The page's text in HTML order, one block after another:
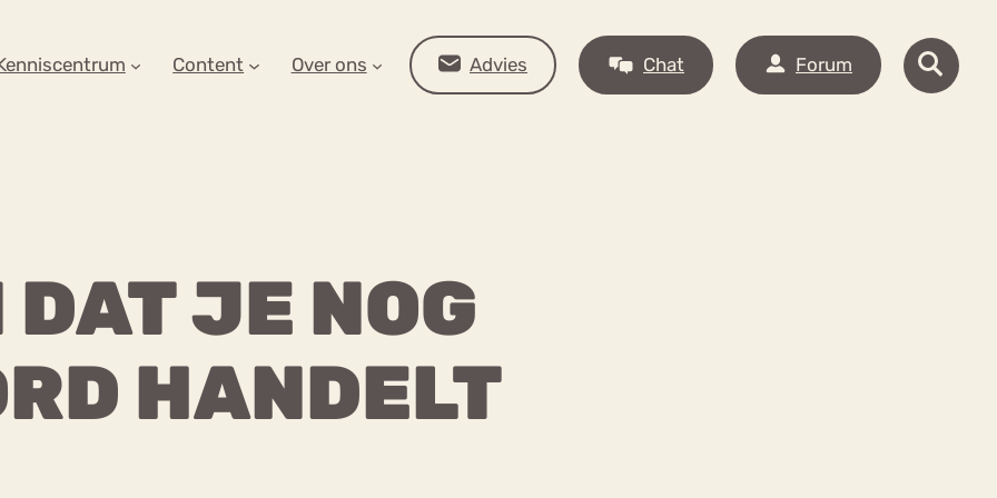
Content Over ons Advies Chat Forum
JE NOG
HANDELT
OP ZOEK?